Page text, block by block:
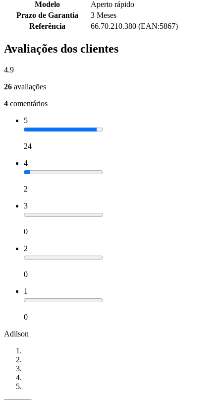
Modelo
Aperto rápido
Prazo de Garantia
3 Meses
Referência
66.70.210.380 (EAN:5867)
Avaliações dos clientes
4.9
26 avaliações
4 comentários
5
24
4
2
3
0
2
0
1
0
Adilson